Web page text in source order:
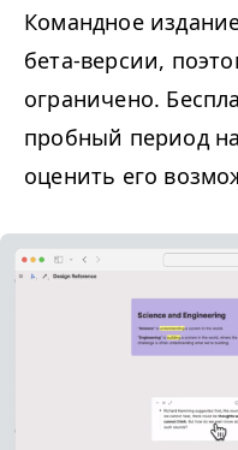
Командное
бета-версии,
ограничено.
пробный период
оценить его